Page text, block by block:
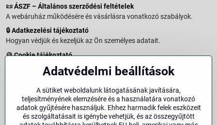
📜ÁSZF – Általános szerződési feltételek
A webáruház működésére és vásárlásra vonatkozó szabályok.
🔒Adatkezelési tájékoztató
Hogyan védjük és kezeljük az Ön személyes adatait.
🍪Cookie tájékoztató
A weboldalon használt sütikről és adatkezelésről.
Vásárlástól való elállás menete és feltételei.
Elállás a szerződéstől
Impresszum
Adatvédelmi beállítások
A sütiket weboldalunk látogatásának javítására,
teljesítményének elemzésére és a használatára vonatkozó
adatok gyűjtésére használjuk. Ehhez harmadik felek eszközeit
és szolgáltatásait is igénybe vehetjük, és az összegyűjtött